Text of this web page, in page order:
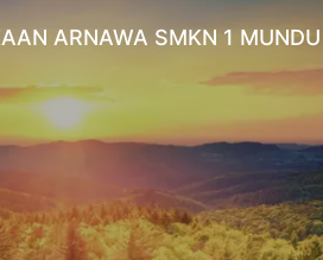
ARNAWA SMKN 1 MUNDU